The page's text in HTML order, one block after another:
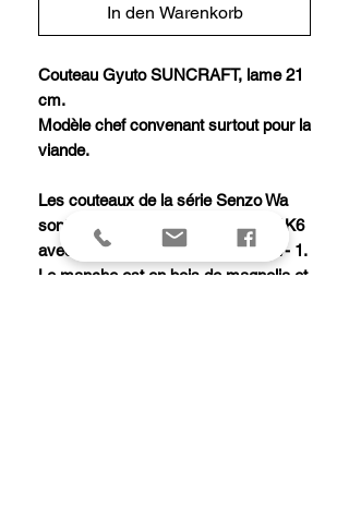
In den Warenkorb
Couteau Gyuto SUNCRAFT, lame 21
cm.
Modèle chef convenant surtout pour la
viande.
Les couteaux de la série Senzo Wa
sont équipés d'une lame en acier 1K6
avec une dureté Rockwell de 58 +/- 1.
Le manche est en bois de magnolia et